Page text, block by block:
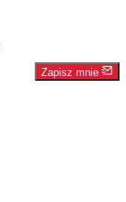
Zapisz mnie